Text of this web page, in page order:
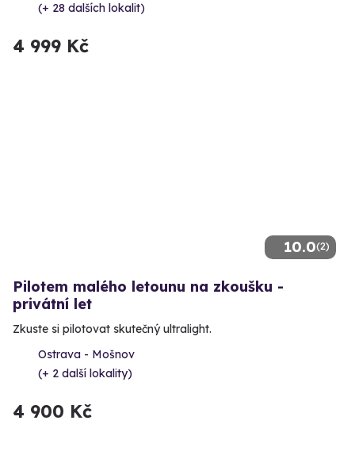
(+ 28 dalších lokalit)
4 999 Kč
10.0(2)
Pilotem malého letounu na zkoušku -
privátní let
Zkuste si pilotovat skutečný ultralight.
Ostrava - Mošnov
(+ 2 další lokality)
4 900 Kč